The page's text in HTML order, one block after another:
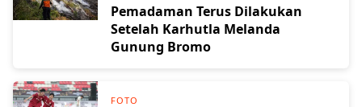
Pemadaman Terus Dilakukan
Setelah Karhutla Melanda
Gunung Bromo
FOTO